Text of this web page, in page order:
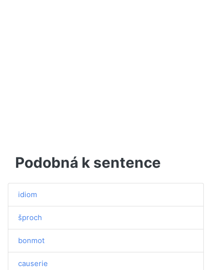
Podobná k sentence
idiom
šproch
bonmot
causerie